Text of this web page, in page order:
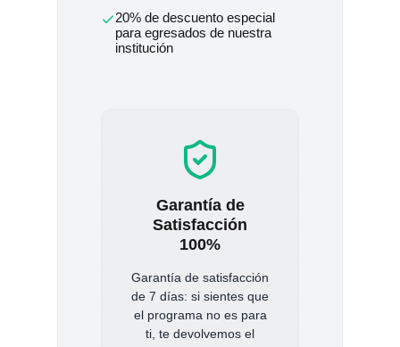
20% de descuento especial
para egresados de nuestra
institución
Garantía de
Satisfacción
100%
Garantía de satisfacción
de 7 días: si sientes que
el programa no es para
ti, te devolvemos el